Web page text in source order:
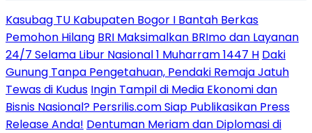
Kasubag TU Kabupaten Bogor I Bantah Berkas
Pemohon Hilang BRI Maksimalkan BRImo dan Layanan
24/7 Selama Libur Nasional 1 Muharram 1447 H Daki
Gunung Tanpa Pengetahuan, Pendaki Remaja Jatuh
Tewas di Kudus Ingin Tampil di Media Ekonomi dan
Bisnis Nasional? Persrilis.com Siap Publikasikan Press
Release Anda! Dentuman Meriam dan Diplomasi di